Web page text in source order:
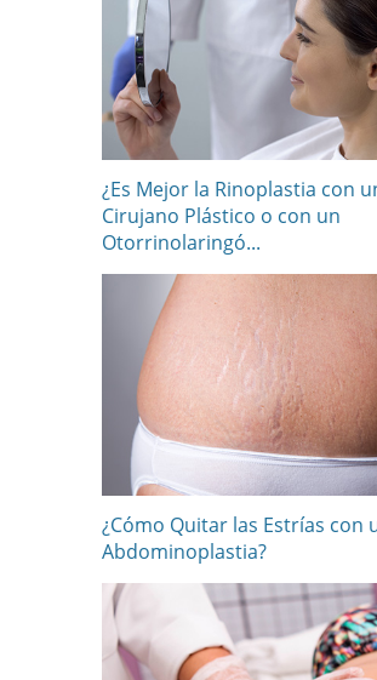
¿Es Mejor la Rinoplastia con
Cirujano Plástico o con un
Otorrinolaringó...
¿Cómo Quitar las Estrías con
Abdominoplastia?